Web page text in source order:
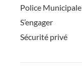
Police Municipale
S’engager
Sécurité privé